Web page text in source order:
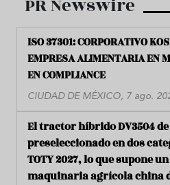
PR Newswire
ISO 37301: CORPORATIVO
EMPRESA ALIMENTARIA EN
EN COMPLIANCE
CIUDAD DE MÉXICO, 7 ago.
El tractor híbrido DV3504
preseleccionado en dos
TOTY 2027, lo que supone
maquinaria agrícola china